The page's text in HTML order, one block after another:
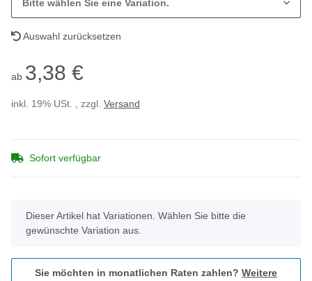
Bitte wählen Sie eine Variation.
Auswahl zurücksetzen
ab 3,38 €
inkl. 19% USt. , zzgl. Versand
Sofort verfügbar
x
Dieser Artikel hat Variationen. Wählen Sie bitte die
gewünschte Variation aus.
Sie möchten in monatlichen Raten zahlen? Weitere